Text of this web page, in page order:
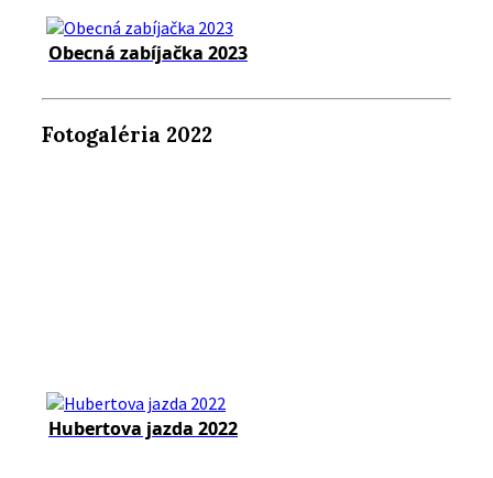
Obecná zabíjačka 2023
Fotogaléria 2022
Hubertova jazda 2022